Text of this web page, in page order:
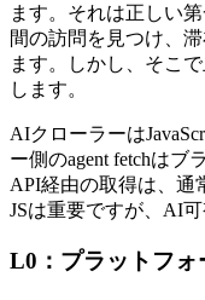
ます。それは正しい
間の訪問を見つけ、
ます。しかし、そこ
します。
AIクローラーは
ー側のagent fetchはブ
API経由の取得は、通
JSは重要ですが、AI
L0：プラットフォ